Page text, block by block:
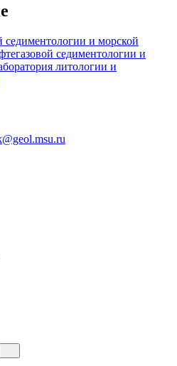
седиментологии и морской
седиментологии и
литологии и